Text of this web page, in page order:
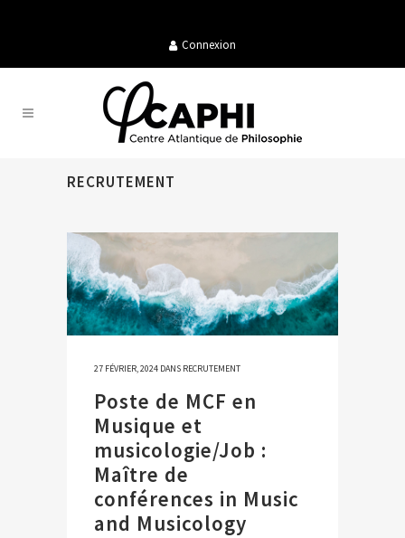
Connexion
RECRUTEMENT
27 FÉVRIER, 2024 DANS RECRUTEMENT
Poste de MCF en
Musique et
musicologie/Job :
Maître de
conférences in Music
and Musicology